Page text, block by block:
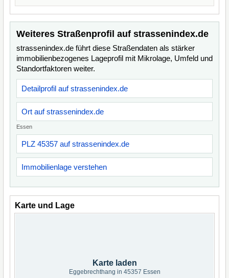
Weiteres Straßenprofil auf strassenindex.de
strassenindex.de führt diese Straßendaten als stärker
immobilienbezogenes Lageprofil mit Mikrolage, Umfeld und
Standortfaktoren weiter.
Detailprofil auf strassenindex.de
Ort auf strassenindex.de
Essen
PLZ 45357 auf strassenindex.de
Immobilienlage verstehen
Karte und Lage
Karte laden
Eggebrechthang in 45357 Essen